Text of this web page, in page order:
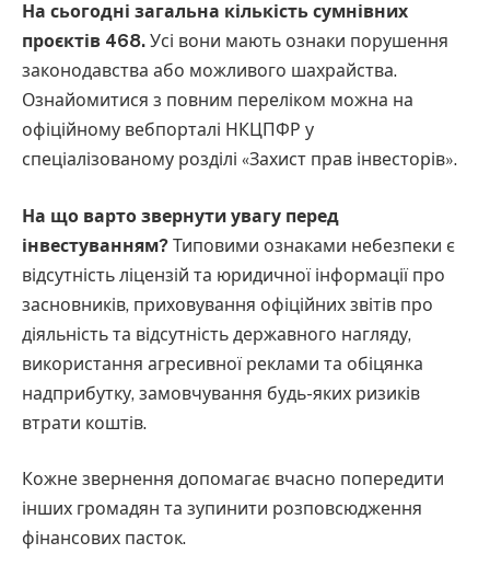
На сьогодні загальна кількість сумнівних
проєктів 468. Усі вони мають ознаки порушення
законодавства або можливого шахрайства.
Ознайомитися з повним переліком можна на
офіційному вебпорталі НКЦПФР у
спеціалізованому розділі «Захист прав інвесторів».
На що варто звернути увагу перед
інвестуванням? Типовими ознаками небезпеки є
відсутність ліцензій та юридичної інформації про
засновників, приховування офіційних звітів про
діяльність та відсутність державного нагляду,
використання агресивної реклами та обіцянка
надприбутку, замовчування будь-яких ризиків
втрати коштів.
Кожне звернення допомагає вчасно попередити
інших громадян та зупинити розповсюдження
фінансових пасток.